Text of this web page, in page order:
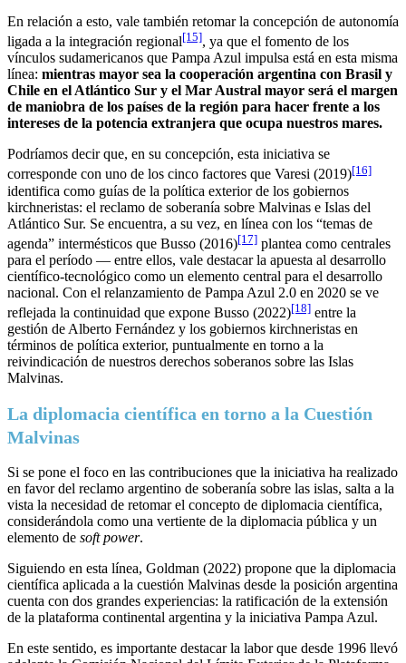
En relación a esto, vale también retomar la concepción de autonomía
ligada a la integración regional[15], ya que el fomento de los
vínculos sudamericanos que Pampa Azul impulsa está en esta misma
línea: mientras mayor sea la cooperación argentina con Brasil y
Chile en el Atlántico Sur y el Mar Austral mayor será el margen
de maniobra de los países de la región para hacer frente a los
intereses de la potencia extranjera que ocupa nuestros mares.
Podríamos decir que, en su concepción, esta iniciativa se
corresponde con uno de los cinco factores que Varesi (2019)[16]
identifica como guías de la política exterior de los gobiernos
kirchneristas: el reclamo de soberanía sobre Malvinas e Islas del
Atlántico Sur. Se encuentra, a su vez, en línea con los “temas de
agenda” intermésticos que Busso (2016)[17] plantea como centrales
para el período — entre ellos, vale destacar la apuesta al desarrollo
científico-tecnológico como un elemento central para el desarrollo
nacional. Con el relanzamiento de Pampa Azul 2.0 en 2020 se ve
reflejada la continuidad que expone Busso (2022)[18] entre la
gestión de Alberto Fernández y los gobiernos kirchneristas en
términos de política exterior, puntualmente en torno a la
reivindicación de nuestros derechos soberanos sobre las Islas
Malvinas.
La diplomacia científica en torno a la Cuestión
Malvinas
Si se pone el foco en las contribuciones que la iniciativa ha realizado
en favor del reclamo argentino de soberanía sobre las islas, salta a la
vista la necesidad de retomar el concepto de diplomacia científica,
considerándola como una vertiente de la diplomacia pública y un
elemento de soft power.
Siguiendo en esta línea, Goldman (2022) propone que la diplomacia
científica aplicada a la cuestión Malvinas desde la posición argentina
cuenta con dos grandes experiencias: la ratificación de la extensión
de la plataforma continental argentina y la iniciativa Pampa Azul.
En este sentido, es importante destacar la labor que desde 1996 llevó